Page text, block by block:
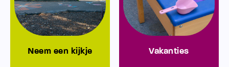
Neem een kijkje Vakanties